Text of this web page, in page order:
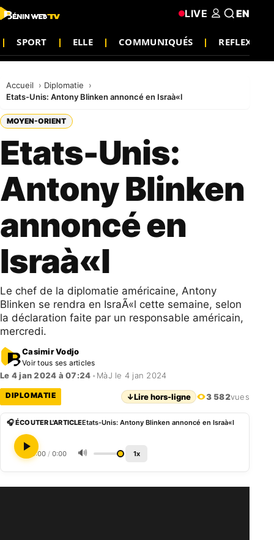
SPORT ELLE COMMUNIQUÉS REFLEXION
LIVE EN
Accueil
Diplomatie
Etats-Unis: Antony Blinken annoncé en Israà«l
MOYEN-ORIENT
Etats-Unis:
Antony Blinken
annoncé en
Israà«l
Le chef de la diplomatie américaine, Antony
Blinken se rendra en IsraÃ«l cette semaine, selon
la déclaration faite par un responsable américain,
mercredi.
Casimir Vodjo
Voir tous ses articles
Le 4 jan 2024 à 07:24 • MàJ le 4 jan 2024
DIPLOMATIE ↓Lire hors-ligne 3 582vues
🎧 ÉCOUTER L'ARTICLEEtats-Unis: Antony Blinken annoncé en Israà«l
0:00 / 0:00 🔊 1x